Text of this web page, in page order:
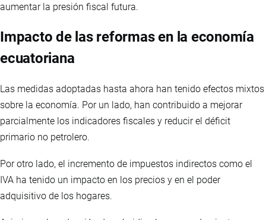
aumentar la presión fiscal futura.
Impacto de las reformas en la economía
ecuatoriana
Las medidas adoptadas hasta ahora han tenido efectos mixtos
sobre la economía. Por un lado, han contribuido a mejorar
parcialmente los indicadores fiscales y reducir el déficit
primario no petrolero.
Por otro lado, el incremento de impuestos indirectos como el
IVA ha tenido un impacto en los precios y en el poder
adquisitivo de los hogares.